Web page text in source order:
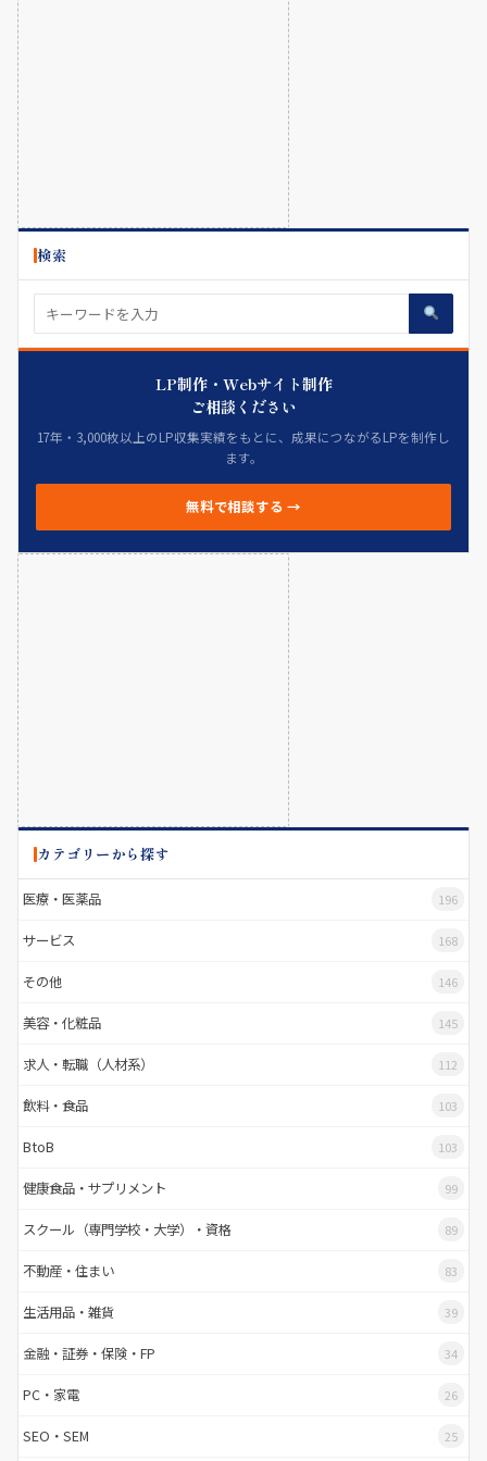
検索
LP制作・Webサイト制作
ご相談ください
17年・3,000枚以上のLP収集実績をもとに、成果につながるLPを制作し
ます。
無料で相談する →
カテゴリーから探す
医療・医薬品 196
サービス 168
その他 146
美容・化粧品 145
求人・転職（人材系） 112
飲料・食品 103
BtoB 103
健康食品・サプリメント 99
スクール（専門学校・大学）・資格 89
不動産・住まい 83
生活用品・雑貨 39
金融・証券・保険・FP 34
PC・家電 26
SEO・SEM 25